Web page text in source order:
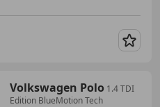
Volkswagen Polo 1.4 TDI
Edition BlueMotion Tech